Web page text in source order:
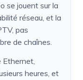
se jouent sur la
réseau, et la
pas
de chaînes.
Ethernet,
heures, et